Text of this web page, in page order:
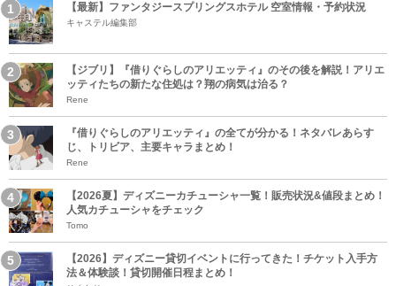
【最新】ファンタジースプリングスホテル 空室情報・予約状況
キャステル編集部
【ジブリ】『借りぐらしのアリエッティ』のその後を解説！アリエ
ッティたちの新たな住処は？翔の病気は治る？
Rene
『借りぐらしのアリエッティ』の全てが分かる！ネタバレあらす
じ、トリビア、主要キャラまとめ！
Rene
【2026夏】ディズニーカチューシャ一覧！販売状況&値段まとめ！
人気カチューシャをチェック
Tomo
【2026】ディズニー貸切イベントに行ってきた！チケット入手方
法＆体験談！貸切開催日程まとめ！